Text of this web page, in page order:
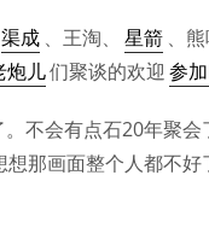
渠成 、王淘、 星箭 、
炮儿们聚谈的欢迎 参
不会有点石20年聚
想那画面整个人都不